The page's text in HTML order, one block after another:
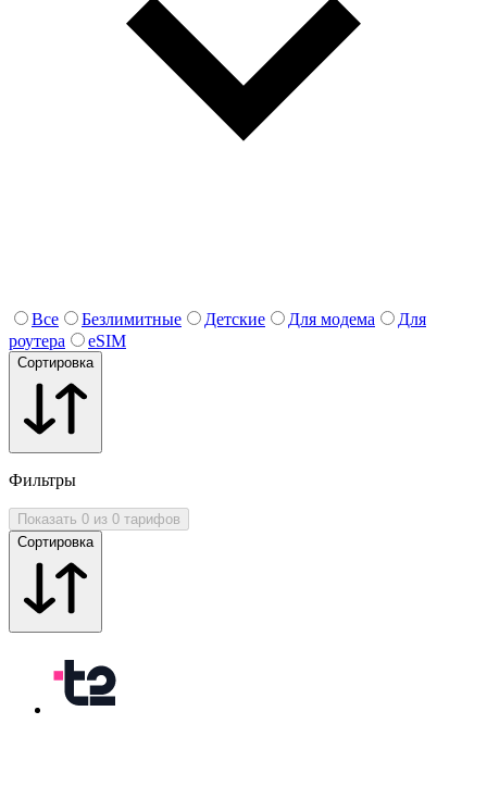
Все Безлимитные Детские Для модема
Для
роутера
eSIM
Сортировка
Фильтры
Показать 0 из 0 тарифов
Сортировка